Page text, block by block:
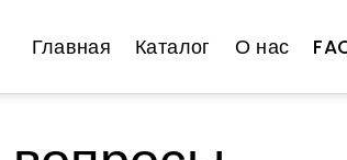
Главная Каталог О нас